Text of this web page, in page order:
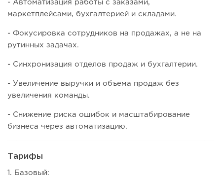
- Автоматизация работы с заказами,
маркетплейсами, бухгалтерией и складами.
- Фокусировка сотрудников на продажах, а не на
рутинных задачах.
- Синхронизация отделов продаж и бухгалтерии.
- Увеличение выручки и объема продаж без
увеличения команды.
- Снижение риска ошибок и масштабирование
бизнеса через автоматизацию.
Тарифы
1. Базовый: